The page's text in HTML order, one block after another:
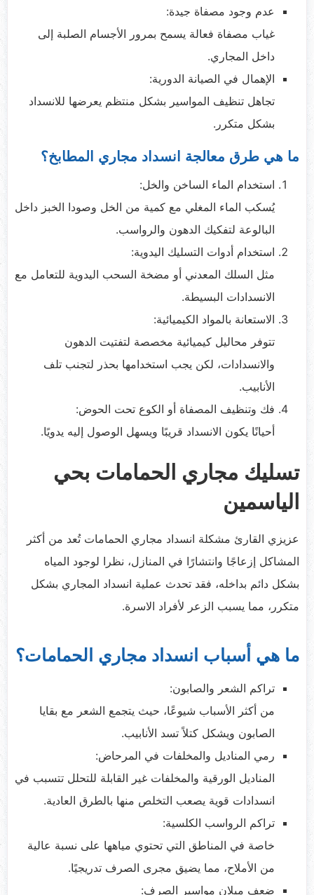
عدم وجود مصفاة جيدة:
غياب مصفاة فعالة يسمح بمرور الأجسام الصلبة إلى
داخل المجاري.
الإهمال في الصيانة الدورية:
تجاهل تنظيف المواسير بشكل منتظم يعرضها للانسداد
بشكل متكرر.
ما هي طرق معالجة انسداد مجاري المطابخ؟
استخدام الماء الساخن والخل:
يُسكب الماء المغلي مع كمية من الخل وصودا الخبز داخل
البالوعة لتفكيك الدهون والرواسب.
استخدام أدوات التسليك اليدوية:
مثل السلك المعدني أو مضخة السحب اليدوية للتعامل مع
الانسدادات البسيطة.
الاستعانة بالمواد الكيميائية:
تتوفر محاليل كيميائية مخصصة لتفتيت الدهون
والانسدادات، لكن يجب استخدامها بحذر لتجنب تلف
الأنابيب.
فك وتنظيف المصفاة أو الكوع تحت الحوض:
أحيانًا يكون الانسداد قريبًا ويسهل الوصول إليه يدويًا.
تسليك مجاري الحمامات بحي
الياسمين
عزيزي القارئ مشكلة انسداد مجاري الحمامات تُعد من أكثر
المشاكل إزعاجًا وانتشارًا في المنازل، نظرا لوجود المياه
بشكل دائم بداخله، فقد تحدث عملية انسداد المجاري بشكل
متكرر، مما يسبب الزعر لأفراد الاسرة.
ما هي أسباب انسداد مجاري الحمامات؟
تراكم الشعر والصابون:
من أكثر الأسباب شيوعًا، حيث يتجمع الشعر مع بقايا
الصابون ويشكل كتلاً تسد الأنابيب.
رمي المناديل والمخلفات في المرحاض:
المناديل الورقية والمخلفات غير القابلة للتحلل تتسبب في
انسدادات قوية يصعب التخلص منها بالطرق العادية.
تراكم الرواسب الكلسية:
خاصة في المناطق التي تحتوي مياهها على نسبة عالية
من الأملاح، مما يضيق مجرى الصرف تدريجيًا.
ضعف ميلان مواسير الصرف: